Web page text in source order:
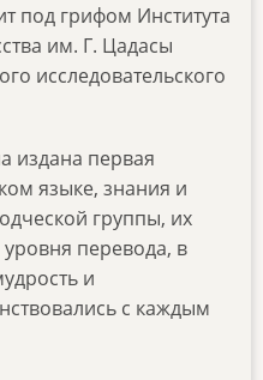
под грифом Института
им. Г. Цадасы
исследовательского
издана первая
языке, знания и
группы, их
перевода, в
и
с каждым